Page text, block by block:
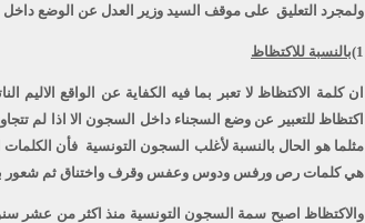
ولمجرد التعليق على موقف السيد وزير العدل عن الوضع
1) بالنسبة للاكتظاظ
ان كلمة الاكتظاظ لا تعبر بما فيه الكفاية عن الواقع الاليم
اكتظاظ للتعبير عن وضع السجناء داخل السجون الا اذا لم
مثلما هو الحال بالنسبة لأغلب السجون التونسية فأن
هي كلمات رص ورفس ودوس وعفس وقرف واختناق ثم شعور
والاكتظاظ اصبح سمة السجون التونسية منذ اكثر من عشر